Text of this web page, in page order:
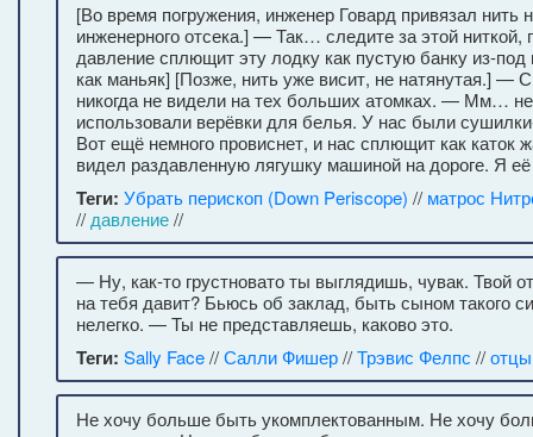
[Во время погружения, инженер Говард привязал нить
инженерного отсека.] — Так… следите за этой ниткой,
давление сплющит эту лодку как пустую банку из-под
как маньяк] [Позже, нить уже висит, не натянутая.] —
никогда не видели на тех больших атомках. — Мм…
использовали верёвки для белья. У нас были
Вот ещё немного провиснет, и нас сплющит как
видел раздавленную лягушку машиной на дороге. Я
Теги: Убрать перископ (Down Periscope) // матрос
// давление//
— Ну, как-то грустновато ты выглядишь, чувак. Твой
на тебя давит? Бьюсь об заклад, быть сыном такого
нелегко. — Ты не представляешь, каково это.
Теги: Sally Face//Салли Фишер//Трэвис Фелпс //
Не хочу больше быть укомплектованным. Не хочу